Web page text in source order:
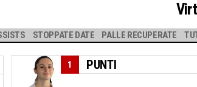
STOPPATE DATE PALLE RECUPERATE
PUNTI
1